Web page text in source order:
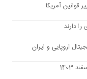
آمریکا
دارند
اروپایی و ایران